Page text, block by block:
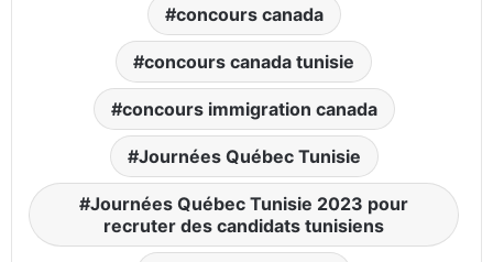
concours canada
concours canada tunisie
concours immigration canada
Journées Québec Tunisie
Journées Québec Tunisie 2023 pour
recruter des candidats tunisiens